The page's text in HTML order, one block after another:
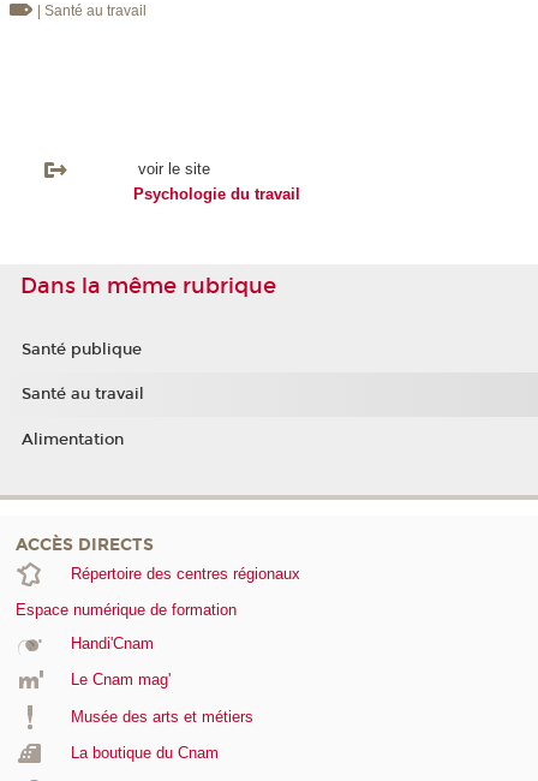
| Santé au travail
voir le site
Psychologie du travail
Dans la même rubrique
Santé publique
Santé au travail
Alimentation
ACCÈS DIRECTS
Répertoire des centres régionaux
Espace numérique de formation
Handi'Cnam
Le Cnam mag'
Musée des arts et métiers
La boutique du Cnam